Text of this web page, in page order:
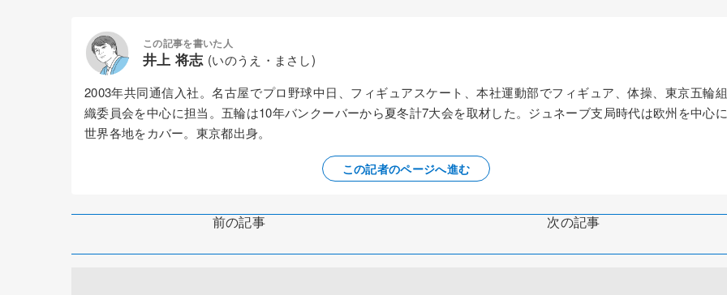
この記事を書いた人
井上 将志 (いのうえ・まさし)
2003年共同通信入社。名古屋でプロ野球中日、フィギュアスケート、本社運動部でフィギュア、体操、東京五輪
織委員会を中心に担当。五輪は10年バンクーバーから夏冬計7大会を取材した。ジュネーブ支局時代は欧州を中心
世界各地をカバー。東京都出身。
この記者のページへ進む
前の記事 次の記事